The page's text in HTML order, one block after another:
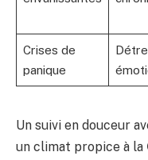
Crises de
panique
Un suivi en douceur
un climat propice à la